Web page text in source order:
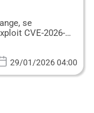
se
CVE-2026-
29/01/2026 04:00